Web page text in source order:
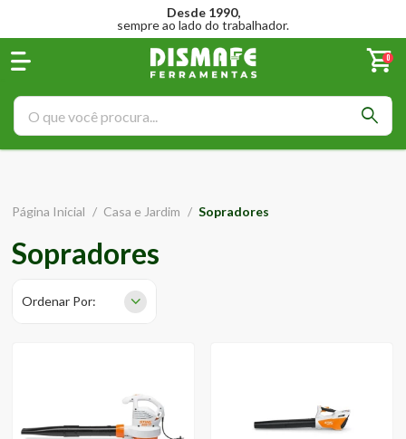
Desde 1990,
sempre ao lado do trabalhador.
0
Página Inicial / Casa e Jardim / Sopradores
Sopradores